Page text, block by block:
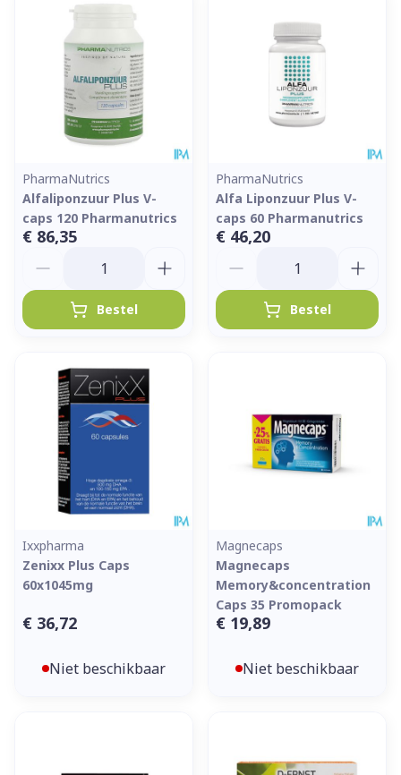
PharmaNutrics
Alfaliponzuur Plus V-
caps 120 Pharmanutrics
€ 86,35
Bestel
PharmaNutrics
Alfa Liponzuur Plus V-
caps 60 Pharmanutrics
€ 46,20
Bestel
Ixxpharma
Zenixx Plus Caps
60x1045mg
€ 36,72
Niet beschikbaar
Magnecaps
Magnecaps
Memory&concentration
Caps 35 Promopack
€ 19,89
Niet beschikbaar